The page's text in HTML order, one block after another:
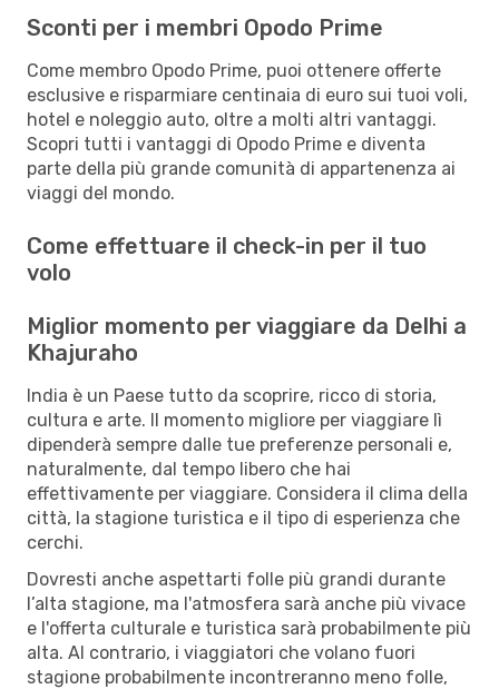
Sconti per i membri Opodo Prime
Come membro Opodo Prime, puoi ottenere offerte
esclusive e risparmiare centinaia di euro sui tuoi voli,
hotel e noleggio auto, oltre a molti altri vantaggi.
Scopri tutti i vantaggi di Opodo Prime e diventa
parte della più grande comunità di appartenenza ai
viaggi del mondo.
Come effettuare il check-in per il tuo
volo
Miglior momento per viaggiare da Delhi a
Khajuraho
India è un Paese tutto da scoprire, ricco di storia,
cultura e arte. Il momento migliore per viaggiare lì
dipenderà sempre dalle tue preferenze personali e,
naturalmente, dal tempo libero che hai
effettivamente per viaggiare. Considera il clima della
città, la stagione turistica e il tipo di esperienza che
cerchi.
Dovresti anche aspettarti folle più grandi durante
l’alta stagione, ma l'atmosfera sarà anche più vivace
e l'offerta culturale e turistica sarà probabilmente più
alta. Al contrario, i viaggiatori che volano fuori
stagione probabilmente incontreranno meno folle,